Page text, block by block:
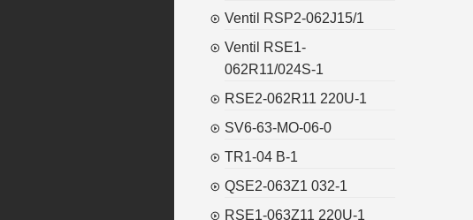
Ventil RSP2-062J15/1
Ventil RSE1-
062R11/024S-1
RSE2-062R11 220U-1
SV6-63-MO-06-0
TR1-04 B-1
QSE2-063Z1 032-1
RSE1-063Z11 220U-1